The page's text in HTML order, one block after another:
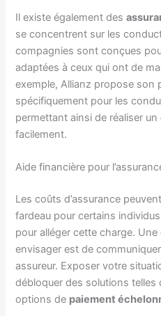
Il existe également des
se concentrent sur les
compagnies sont conçues
adaptées à ceux qui ont de
exemple, Allianz propose son
spécifiquement pour les
permettant ainsi de réaliser un
facilement.
Aide financière pour
Les coûts d’assurance
fardeau pour certains
pour alléger cette charge.
envisager est de
assureur. Exposer votre
débloquer des solutions telles
options de paiement